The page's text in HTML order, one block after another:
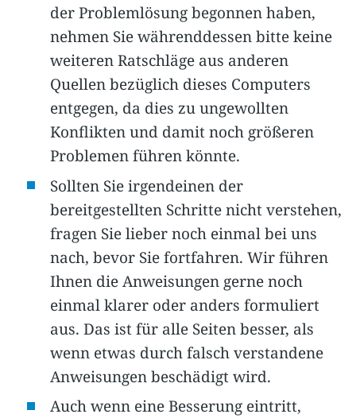
der Problemlösung begonnen haben,
nehmen Sie währenddessen bitte keine
weiteren Ratschläge aus anderen
Quellen bezüglich dieses Computers
entgegen, da dies zu ungewollten
Konflikten und damit noch größeren
Problemen führen könnte.
Sollten Sie irgendeinen der
bereitgestellten Schritte nicht verstehen,
fragen Sie lieber noch einmal bei uns
nach, bevor Sie fortfahren. Wir führen
Ihnen die Anweisungen gerne noch
einmal klarer oder anders formuliert
aus. Das ist für alle Seiten besser, als
wenn etwas durch falsch verstandene
Anweisungen beschädigt wird.
Auch wenn eine Besserung eintritt,